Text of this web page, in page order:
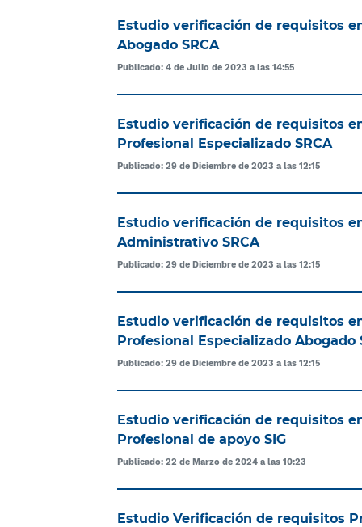
Estudio verificación de requisitos
Abogado SRCA
Publicado: 4 de Julio de 2023 a las 14:55
Estudio verificación de requisitos
Profesional Especializado SRCA
Publicado: 29 de Diciembre de 2023 a las 12:15
Estudio verificación de requisitos
Administrativo SRCA
Publicado: 29 de Diciembre de 2023 a las 12:15
Estudio verificación de requisitos
Profesional Especializado Abogado
Publicado: 29 de Diciembre de 2023 a las 12:15
Estudio verificación de requisitos
Profesional de apoyo SIG
Publicado: 22 de Marzo de 2024 a las 10:23
Estudio Verificación de requisitos